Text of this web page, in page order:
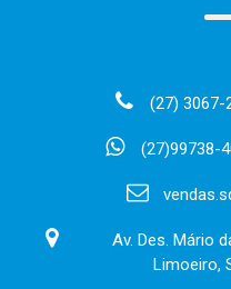
(27) 3067-
(27)99738-
Av. Des. Mário
Limoeiro,